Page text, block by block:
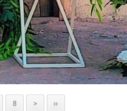
8 > »